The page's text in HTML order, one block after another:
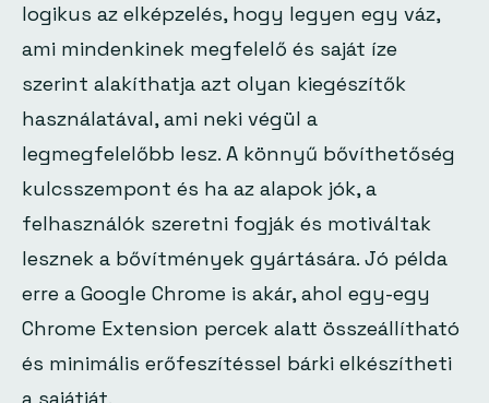
logikus az elképzelés, hogy legyen egy váz,
ami mindenkinek megfelelő és saját íze
szerint alakíthatja azt olyan kiegészítők
használatával, ami neki végül a
legmegfelelőbb lesz. A könnyű bővíthetőség
kulcsszempont és ha az alapok jók, a
felhasználók szeretni fogják és motiváltak
lesznek a bővítmények gyártására. Jó példa
erre a Google Chrome is akár, ahol egy-egy
Chrome Extension percek alatt összeállítható
és minimális erőfeszítéssel bárki elkészítheti